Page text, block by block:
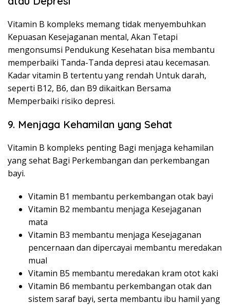
Vitamin B kompleks memang tidak menyembuhkan
Kepuasan Kesejaganan mental, Akan Tetapi
mengonsumsi Pendukung Kesehatan bisa membantu
memperbaiki Tanda-Tanda depresi atau kecemasan.
Kadar vitamin B tertentu yang rendah Untuk darah,
seperti B12, B6, dan B9 dikaitkan Bersama
Memperbaiki risiko depresi.
9. Menjaga Kehamilan yang Sehat
Vitamin B kompleks penting Bagi menjaga kehamilan
yang sehat Bagi Perkembangan dan perkembangan
bayi.
Vitamin B1 membantu perkembangan otak bayi
Vitamin B2 membantu menjaga Kesejaganan
mata
Vitamin B3 membantu menjaga Kesejaganan
pencernaan dan dipercayai membantu meredakan
mual
Vitamin B5 membantu meredakan kram otot kaki
Vitamin B6 membantu perkembangan otak dan
sistem saraf bayi, serta membantu ibu hamil yang